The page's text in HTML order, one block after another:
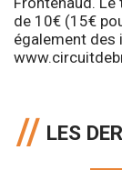
de 10€ (15€
également des
LES